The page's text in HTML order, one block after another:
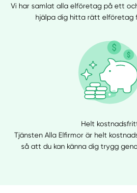
Vi har samlat alla elföretag på ett
hjälpa dig hitta rätt elföretag
Helt
Tjänsten Alla Elfirmor är helt
så att du kan känna dig trygg